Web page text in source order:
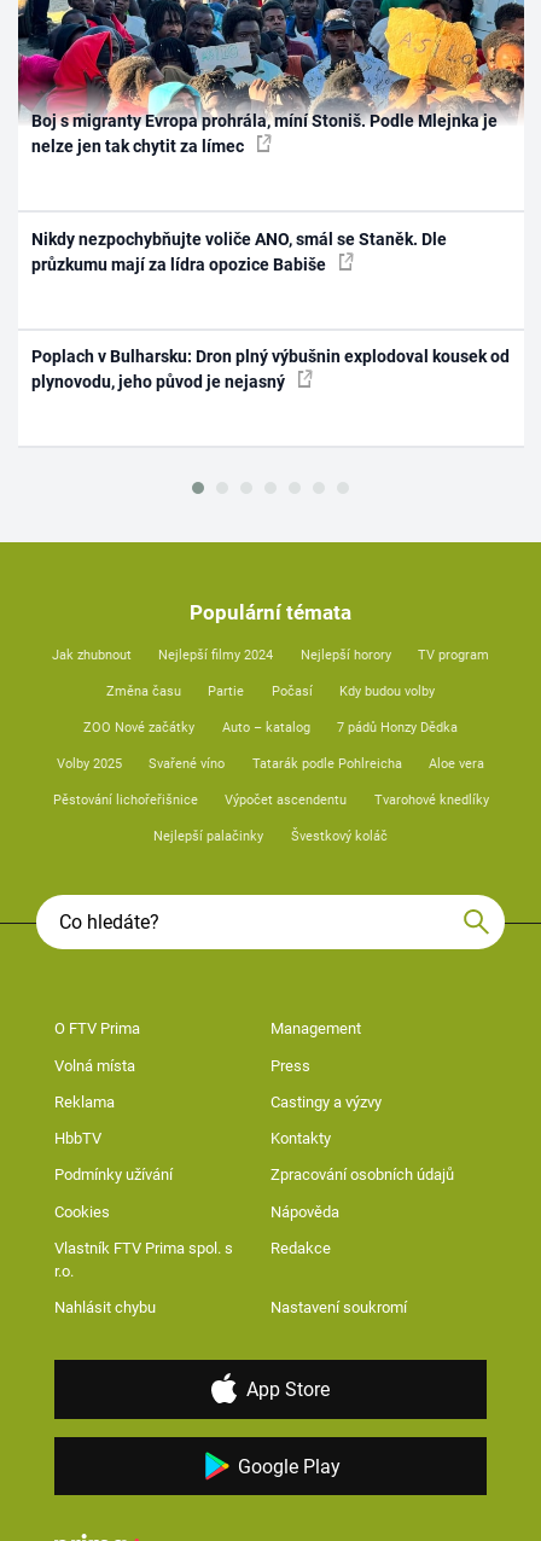
Boj s migranty Evropa prohrála, míní Stoniš. Podle Mlejnka je
nelze jen tak chytit za límec
Nikdy nezpochybňujte voliče ANO, smál se Staněk. Dle
průzkumu mají za lídra opozice Babiše
Poplach v Bulharsku: Dron plný výbušnin explodoval kousek od
plynovodu, jeho původ je nejasný
Populární témata
Jak zhubnout Nejlepší filmy 2024 Nejlepší horory TV program
Změna času Partie Počasí Kdy budou volby
ZOO Nové začátky Auto – katalog 7 pádů Honzy Dědka
Volby 2025 Svařené víno Tatarák podle Pohlreicha Aloe vera
Pěstování lichořeřišnice Výpočet ascendentu Tvarohové knedlíky
Nejlepší palačinky Švestkový koláč
O FTV Prima Management
Volná místa Press
Reklama Castingy a výzvy
HbbTV Kontakty
Podmínky užívání Zpracování osobních údajů
Cookies Nápověda
Vlastník FTV Prima spol. s
r.o.
Redakce
Nahlásit chybu Nastavení soukromí
App Store
Google Play